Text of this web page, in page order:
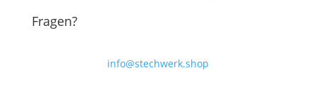
Fragen?
info@stechwerk.shop